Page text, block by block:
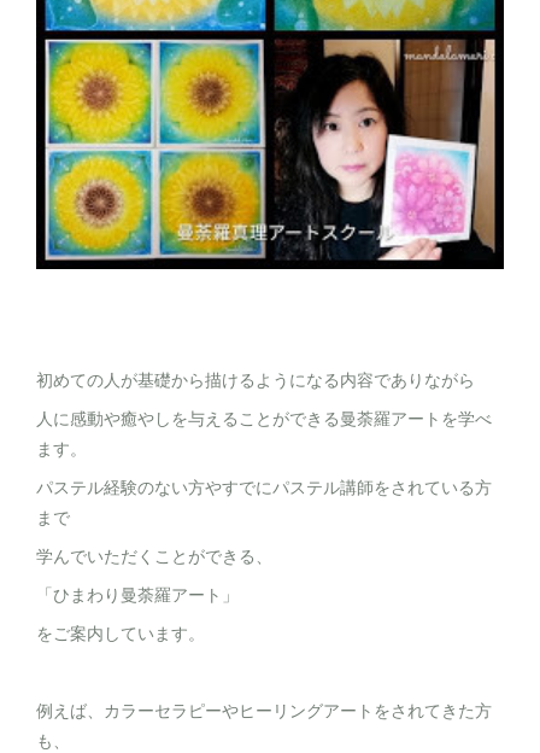
初めての人が基礎から描けるようになる内容でありながら
人に感動や癒やしを与えることができる曼荼羅アートを学べ
ます。
パステル経験のない方やすでにパステル講師をされている方
まで
学んでいただくことができる、
「ひまわり曼荼羅アート」
をご案内しています。
例えば、カラーセラピーやヒーリングアートをされてきた方
も、